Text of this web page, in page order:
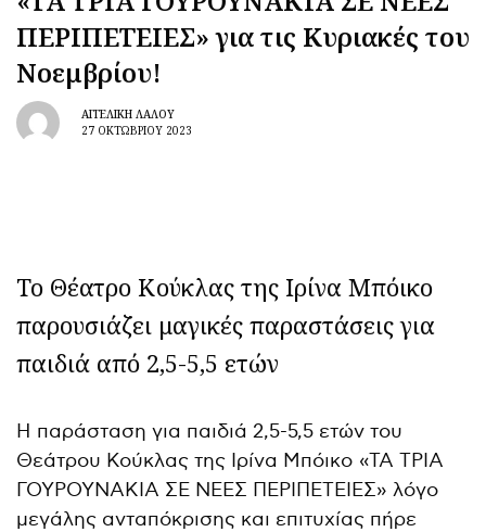
ΠΕΡΙΠΕΤΕΙΕΣ» για τις Κυριακές του
Νοεμβρίου!
ΑΓΓΕΛΙΚΉ ΛΆΛΟΥ
27 ΟΚΤΩΒΡΊΟΥ 2023
Το Θέατρο Κούκλας της Ιρίνα Μπόικο
παρουσιάζει μαγικές παραστάσεις για
παιδιά από 2,5-5,5 ετών
Η παράσταση για παιδιά 2,5-5,5 ετών του
Θεάτρου Κούκλας της Ιρίνα Μπόικο «ΤΑ ΤΡΙΑ
ΓΟΥΡΟΥΝΑΚΙΑ ΣΕ ΝΕΕΣ ΠΕΡΙΠΕΤΕΙΕΣ» λόγο
μεγάλης ανταπόκρισης και επιτυχίας πήρε